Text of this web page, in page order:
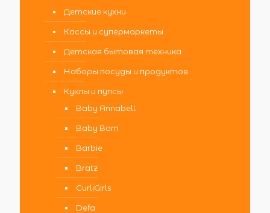
Детские кухни
Кассы и супермаркеты
Детская бытовая техника
Наборы посуды и продуктов
Куклы и пупсы
Baby Annabell
Baby Born
Barbie
Bratz
CurliGirls
Defa